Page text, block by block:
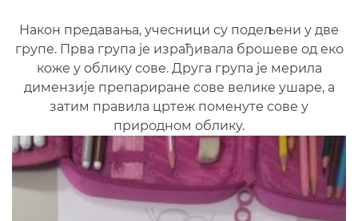
Након предавања, учесници су подељени у две
групе. Прва група је израђивала брошеве од еко
коже у облику сове. Друга група је мерила
димензије препариране сове велике ушаре, а
затим правила цртеж поменуте сове у
природном облику.